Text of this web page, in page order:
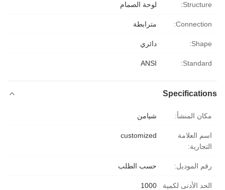
Structure: لوحة الصمام
Connection: مترابطة
Shape: دائري
Standard:
ANSI
Specifications
مكان المنشأ: شيامن
اسم العلامة
التجارية:
customized
رقم الموديل: حسب الطلب
الحد الأدنى لكمية
1000